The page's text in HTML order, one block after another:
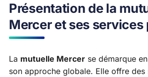
Présentation de la
Mercer et ses
La mutuelle Mercer se démarque
son approche globale. Elle offre des